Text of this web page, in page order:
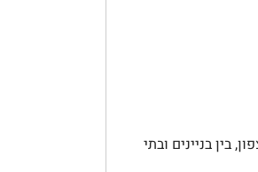
בין בניינים ובתי